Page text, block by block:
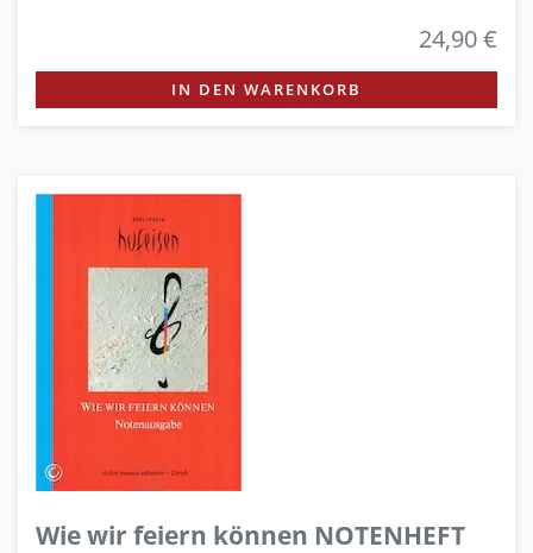
24,90 €
IN DEN WARENKORB
Wie wir feiern können NOTENHEFT